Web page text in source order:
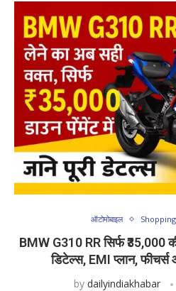
ऑटोमोबाइल Shopping
BMW G310 RR सिर्फ ₹35,000
डिटेल्स, EMI प्लान,
by dailyindiakhabar